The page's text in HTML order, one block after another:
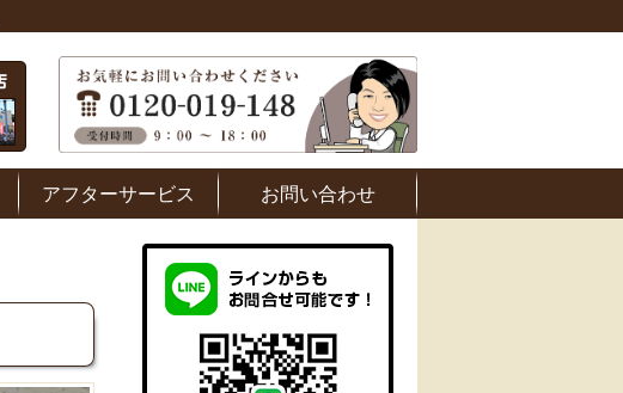
アフターサービス お問い合わせ